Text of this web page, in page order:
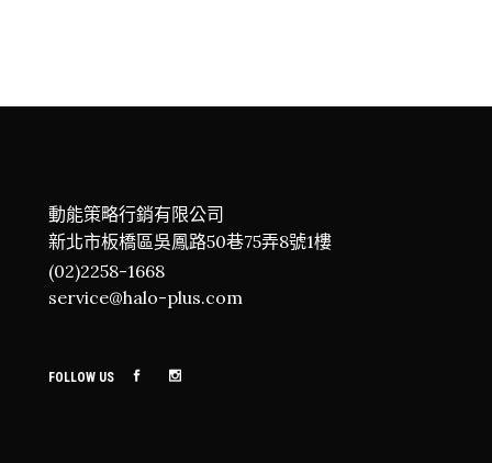
動能策略行銷有限公司
新北市板橋區吳鳳路50巷75弄8號1樓
(02)2258-1668
service@halo-plus.com
FOLLOW US